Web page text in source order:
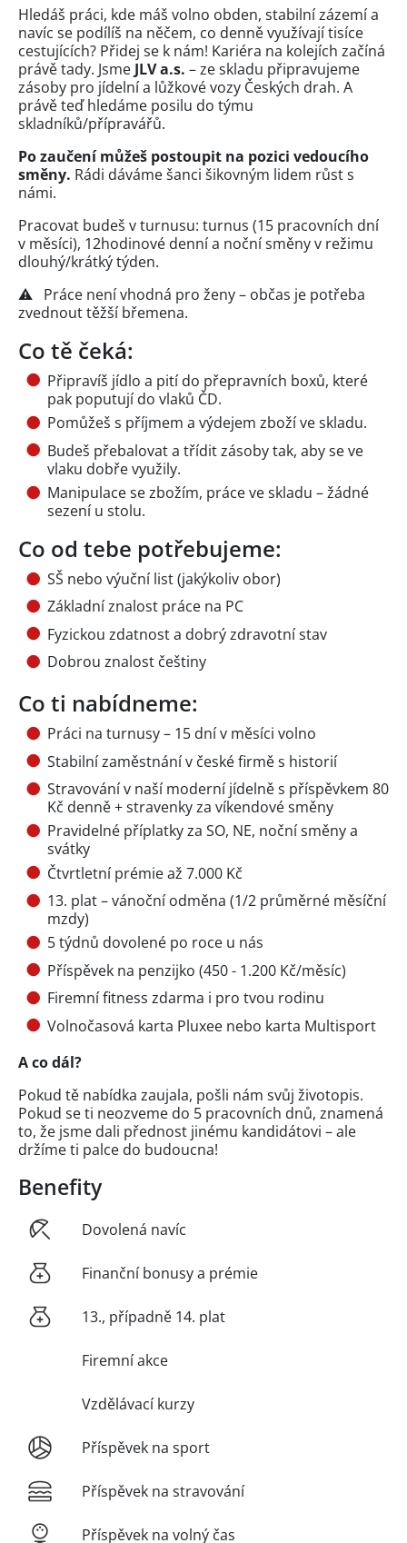
Hledáš práci, kde máš volno obden, stabilní zázemí a
navíc se podílíš na něčem, co denně využívají tisíce
cestujících? Přidej se k nám! Kariéra na kolejích začíná
právě tady. Jsme JLV a.s. – ze skladu připravujeme
zásoby pro jídelní a lůžkové vozy Českých drah. A
právě teď hledáme posilu do týmu
skladníků/přípravářů.
Po zaučení můžeš postoupit na pozici vedoucího
směny. Rádi dáváme šanci šikovným lidem růst s
námi.
Pracovat budeš v turnusu: turnus (15 pracovních dní
v měsíci), 12hodinové denní a noční směny v režimu
dlouhý/krátký týden.
⚠️ Práce není vhodná pro ženy – občas je potřeba
zvednout těžší břemena.
Co tě čeká:
Připravíš jídlo a pití do přepravních boxů, které
pak poputují do vlaků ČD.
Pomůžeš s příjmem a výdejem zboží ve skladu.
Budeš přebalovat a třídit zásoby tak, aby se ve
vlaku dobře využily.
Manipulace se zbožím, práce ve skladu – žádné
sezení u stolu.
Co od tebe potřebujeme:
SŠ nebo výuční list (jakýkoliv obor)
Základní znalost práce na PC
Fyzickou zdatnost a dobrý zdravotní stav
Dobrou znalost češtiny
Co ti nabídneme:
Práci na turnusy – 15 dní v měsíci volno
Stabilní zaměstnání v české firmě s historií
Stravování v naší moderní jídelně s příspěvkem 80
Kč denně + stravenky za víkendové směny
Pravidelné příplatky za SO, NE, noční směny a
svátky
Čtvrtletní prémie až 7.000 Kč
13. plat – vánoční odměna (1/2 průměrné měsíční
mzdy)
5 týdnů dovolené po roce u nás
Příspěvek na penzijko (450 - 1.200 Kč/měsíc)
Firemní fitness zdarma i pro tvou rodinu
Volnočasová karta Pluxee nebo karta Multisport
A co dál?
Pokud tě nabídka zaujala, pošli nám svůj životopis.
Pokud se ti neozveme do 5 pracovních dnů, znamená
to, že jsme dali přednost jinému kandidátovi – ale
držíme ti palce do budoucna!
Benefity
Dovolená navíc
Finanční bonusy a prémie
13., případně 14. plat
Firemní akce
Vzdělávací kurzy
Příspěvek na sport
Příspěvek na stravování
Příspěvek na volný čas